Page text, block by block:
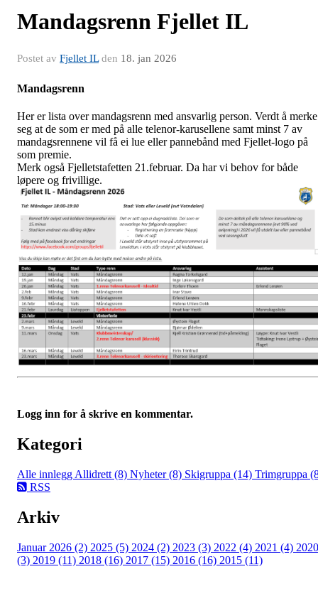
Mandagsrenn Fjellet IL
Postet av Fjellet ILden 18. jan 2026
Mandagsrenn
Her er lista over mandagsrenn med ansvarlig person. Verdt å merke
seg at de som er med på alle telenor-karusellene samt minst 7 av
mandagsrennene vil få ei lue eller pannebånd med Fjellet-logo på
som premie.
Merk også Fjelletstafetten 21.februar. Da har vi behov for både
løpere og frivillige.
Logg inn for å skrive en kommentar.
Kategori
Alle innlegg Allidrett (8) Nyheter (8) Skigruppa (14) Trimgruppa
RSS
Arkiv
Januar 2026 (2) 2025 (5) 2024 (2) 2023 (3) 2022 (4) 2021 (4) 2020
(3) 2019 (11) 2018 (16) 2017 (15) 2016 (16) 2015 (11)